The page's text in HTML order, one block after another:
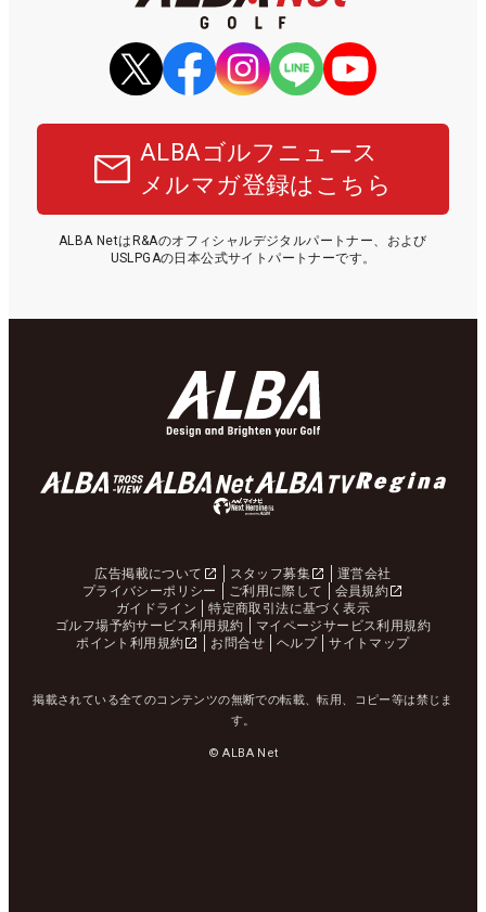
ALBAゴルフニュース
メルマガ登録はこちら
ALBA NetはR&Aのオフィシャルデジタルパートナー、および
USLPGAの日本公式サイトパートナーです。
広告掲載について スタッフ募集
運営会社
プライバシーポリシー
ご利用に際して
会員規約
ガイドライン
特定商取引法に基づく表示
ゴルフ場予約サービス利用規約
マイページサービス利用規約
ポイント利用規約
お問合せ ヘルプ サイトマップ
掲載されている全てのコンテンツの無断での転載、転用、コピー等は禁じま
す。
© ALBA Net